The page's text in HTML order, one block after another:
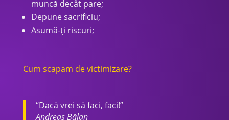
muncă decât pare;
Depune sacrificiu;
Asumă-ți riscuri;
Cum scapam de victimizare?
“Dacă vrei să faci, faci!”
Andreas Bălan